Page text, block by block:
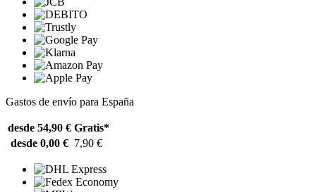
Gastos de envío para España
desde 54,90 € Gratis*
desde 0,00 € 7,90 €